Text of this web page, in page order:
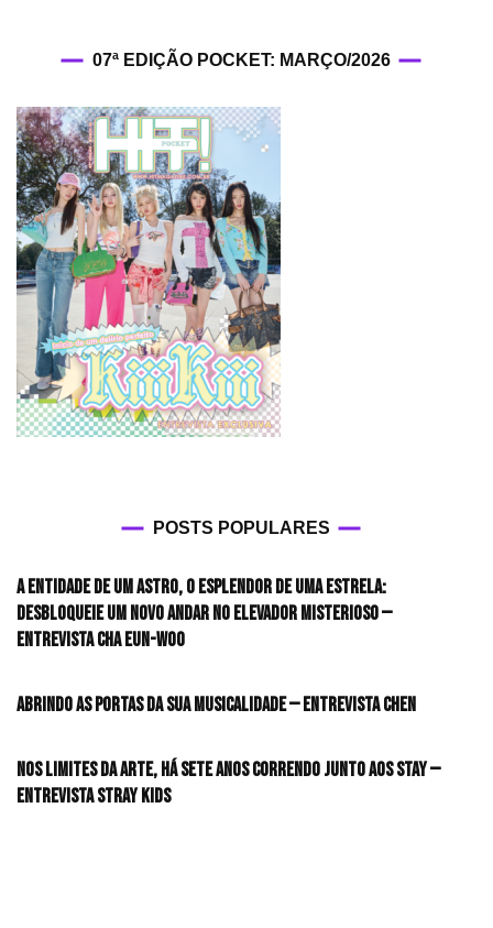
07ª EDIÇÃO POCKET: MARÇO/2026
POSTS POPULARES
A entidade de um astro, o esplendor de uma estrela:
desbloqueie um novo andar no elevador misterioso —
Entrevista CHA EUN-WOO
Abrindo as portas da sua musicalidade — Entrevista CHEN
Nos limites da arte, há sete anos correndo junto aos STAY —
Entrevista Stray Kids